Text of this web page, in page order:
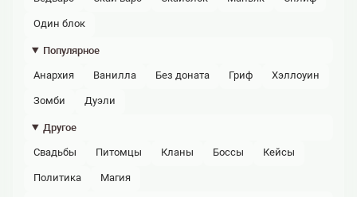
один блок
Популярное
анархия ванилла без доната гриф хэллоуин
зомби дуэли
Другое
свадьбы питомцы кланы боссы кейсы
политика магия